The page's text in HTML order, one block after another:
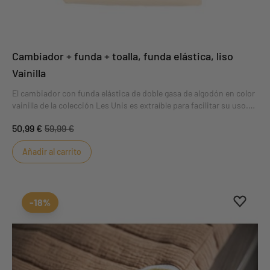
Cambiador + funda + toalla, funda elástica, liso
Vainilla
El cambiador con funda elástica de doble gasa de algodón en color
vainilla de la colección Les Unis es extraíble para facilitar su uso.
50,99 € 59,99 €
Añadir al carrito
borrar
-18%